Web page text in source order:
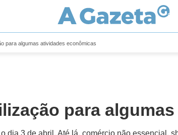
para algumas atividades econômicas
para
dia 3 de abril. Até lá, comércio não essencial,